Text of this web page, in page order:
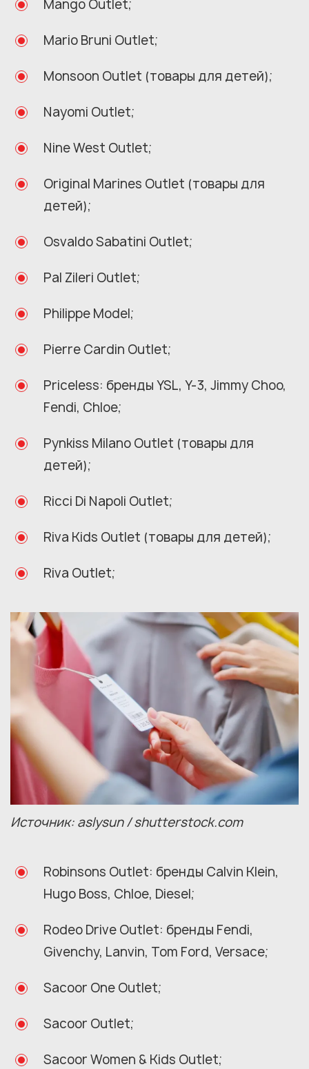
Mango Outlet;
Mario Bruni Outlet;
Monsoon Outlet (товары для детей);
Nayomi Outlet;
Nine West Outlet;
Original Marines Outlet (товары для
детей);
Osvaldo Sabatini Outlet;
Pal Zileri Outlet;
Philippe Model;
Pierre Cardin Outlet;
Priceless: бренды YSL, Y-3, Jimmy Choo,
Fendi, Chloe;
Pynkiss Milano Outlet (товары для
детей);
Ricci Di Napoli Outlet;
Riva Kids Outlet (товары для детей);
Riva Outlet;
Источник: aslysun / shutterstock.com
Robinsons Outlet: бренды Calvin Klein,
Hugo Boss, Chloe, Diesel;
Rodeo Drive Outlet: бренды Fendi,
Givenchy, Lanvin, Tom Ford, Versace;
Sacoor One Outlet;
Sacoor Outlet;
Sacoor Women & Kids Outlet;